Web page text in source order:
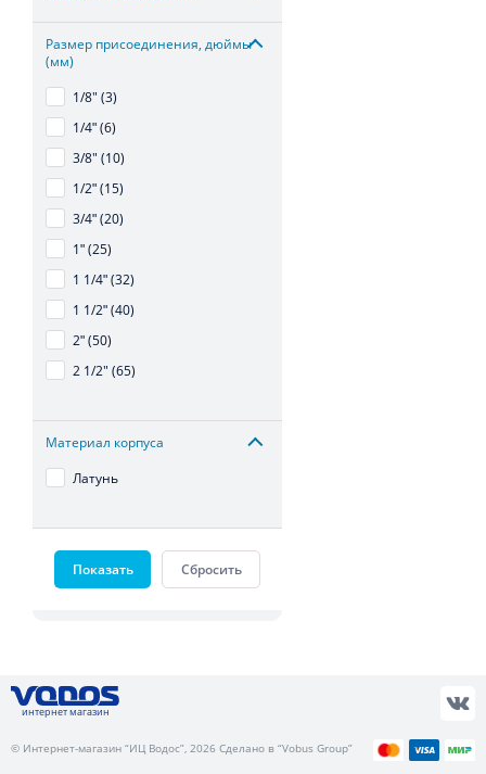
Размер присоединения, дюймы
(мм)
1/8" (3)
1/4ʺ (6)
3/8" (10)
1/2ʺ (15)
3/4ʺ (20)
1ʺ (25)
1 1/4ʺ (32)
1 1/2ʺ (40)
2ʺ (50)
2 1/2" (65)
Материал корпуса
Латунь
Показать Сбросить
интернет магазин
© Интернет-магазин “ИЦ Водос”, 2026 Сделано в “Vobus Group”